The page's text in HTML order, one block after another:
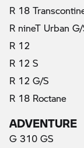
R 18
R nineT Urban
R 12
R 12 S
R 12 G/S
R 18 Roctane
ADVENTURE
G 310 GS